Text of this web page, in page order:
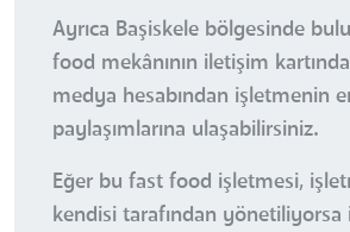
Ayrıca Başiskele bölgesinde
food mekânının iletişim
medya hesabından işletmenin
paylaşımlarına ulaşabilirsiniz.
Eğer bu fast food işletmesi,
kendisi tarafından yönetiliyorsa